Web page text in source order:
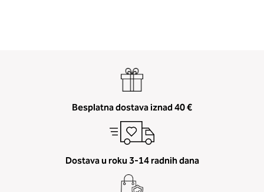
Besplatna dostava iznad 40 €
Dostava u roku 3-14 radnih dana